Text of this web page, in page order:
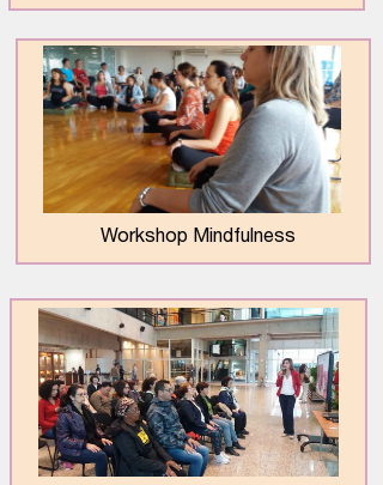
Workshop Mindfulness